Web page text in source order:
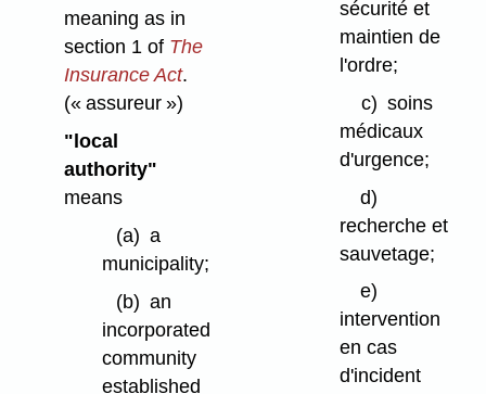
meaning as in
section 1 of The
Insurance Act.
(« assureur »)
"local
authority"
means
(a) a
municipality;
(b) an
incorporated
community
established
sécurité et
maintien de
l'ordre;
c) soins
médicaux
d'urgence;
d)
recherche et
sauvetage;
e)
intervention
en cas
d'incident